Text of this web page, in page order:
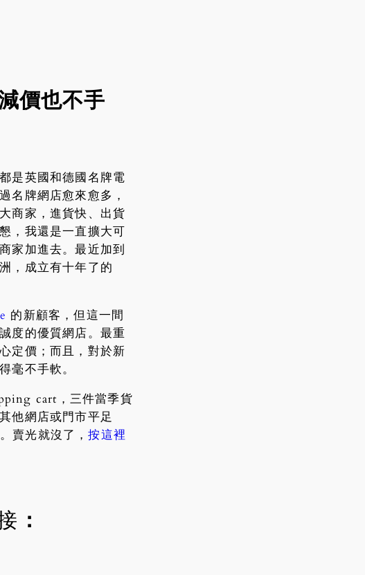
價也不手
是英國和德國名牌電
名牌網店愈來愈多，
商家，進貨快、出貨
，我還是一直擴大可
家加進去。最近加到
，成立有十年了的
的新顧客，但這一間
度的優質網店。最重
定價；而且，對於新
毫不手軟。
cart，三件當季貨
他網店或門市平足
賣光就沒了，按這裡
：